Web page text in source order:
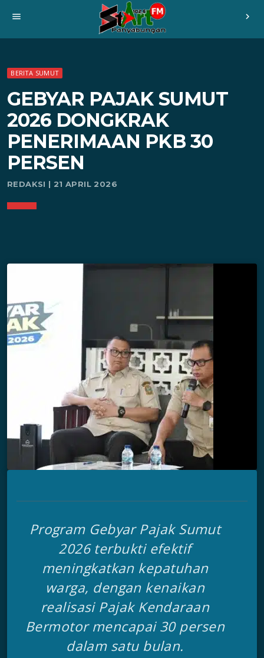
menu chevron_right
BERITA SUMUT
GEBYAR PAJAK SUMUT
2026 DONGKRAK
PENERIMAAN PKB 30
PERSEN
REDAKSI | 21 APRIL 2026
Program Gebyar Pajak Sumut
2026 terbukti efektif
meningkatkan kepatuhan
warga, dengan kenaikan
realisasi Pajak Kendaraan
Bermotor mencapai 30 persen
dalam satu bulan.